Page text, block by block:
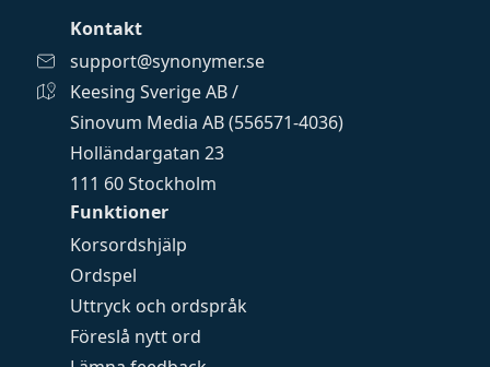
Funktioner
Korsordshjälp
Ordspel
Uttryck och ordspråk
Föreslå nytt ord
Kontakt
support@synonymer.se
Keesing Sverige AB /
Sinovum Media AB (556571-4036)
Holländargatan 23
111 60 Stockholm